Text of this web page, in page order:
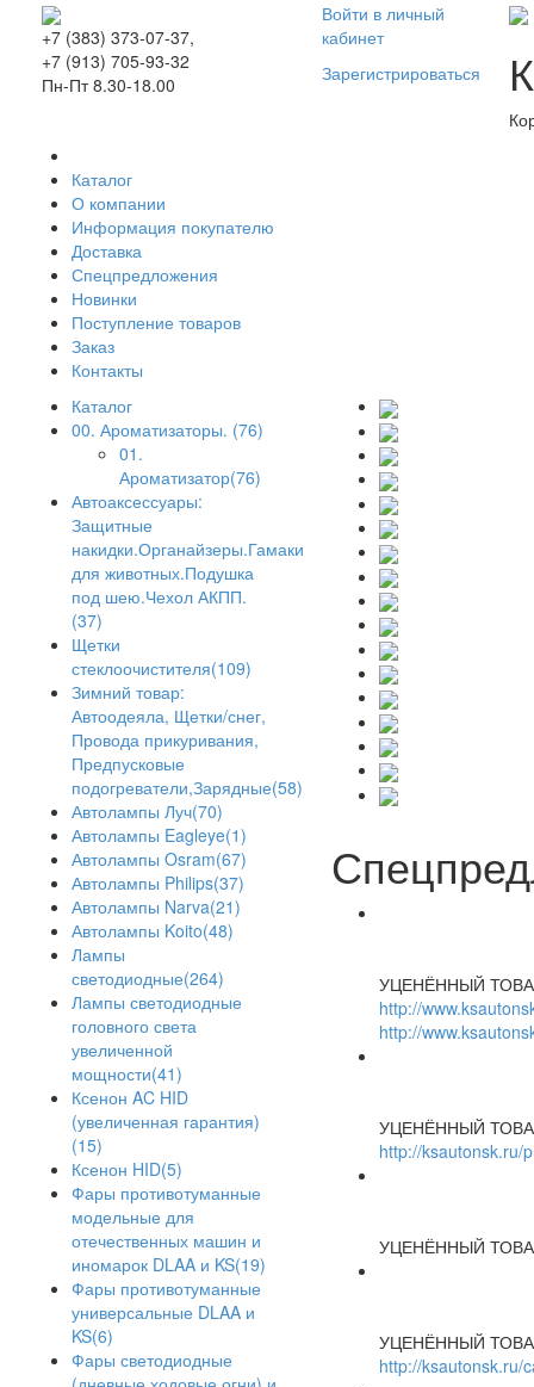
+7 (383) 373-07-37,
+7 (913) 705-93-32
Пн-Пт 8.30-18.00
Войти в личный
кабинет
Зарегистрироваться
Каталог
О компании
Информация покупателю
Доставка
Спецпредложения
Новинки
Поступление товаров
Заказ
Контакты
Каталог
00. Ароматизаторы. (76)
01.
Ароматизатор(76)
Автоаксессуары:
Защитные
накидки.Органайзеры.Гамаки
для животных.Подушка
под шею.Чехол АКПП.
(37)
Щетки
стеклоочистителя(109)
Зимний товар:
Автоодеяла, Щетки/снег,
Провода прикуривания,
Предпусковые
подогреватели,Зарядные(58)
Автолампы Луч(70)
Автолампы Eagleye(1)
Автолампы Osram(67)
Автолампы Philips(37)
Автолампы Narva(21)
Автолампы Koito(48)
Лампы
светодиодные(264)
Лампы светодиодные
головного света
увеличенной
мощности(41)
Ксенон AC HID
(увеличенная гарантия)
(15)
Ксенон HID(5)
Фары противотуманные
модельные для
отечественных машин и
иномарок DLAA и KS(19)
Фары противотуманные
универсальные DLAA и
KS(6)
Фары светодиодные
УЦЕНЁННЫЙ
http://
http://
УЦЕНЁННЫЙ
http://ksautonsk.ru/
УЦЕНЁННЫЙ
УЦЕНЁННЫЙ
http://ksautonsk.ru/